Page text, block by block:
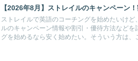
【2026年8月】ストレイルのキャンペーン
ストレイルで英語のコーチングを始めたいけ
ルのキャンペーン情報や割引・優待方法など
グを始めるなら安く始めたい。そういう方は、